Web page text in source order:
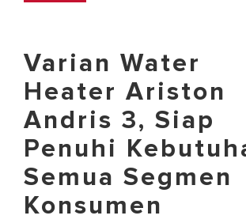
Varian Water
Heater Ariston
Andris 3, Siap
Penuhi
Semua Segmen
Konsumen